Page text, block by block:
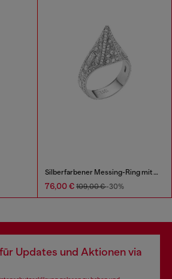
Silberfarbener Messing-Ring mit Bandoptik
76,00 € 109,00 €-30%
Updates und Aktionen via